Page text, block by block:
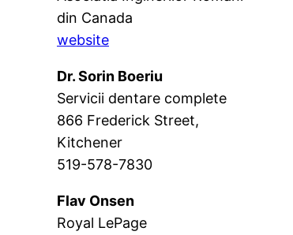
din Canada
website
Dr. Sorin Boeriu
Servicii dentare complete
866 Frederick Street,
Kitchener
519-578-7830
Flav Onsen
Royal LePage